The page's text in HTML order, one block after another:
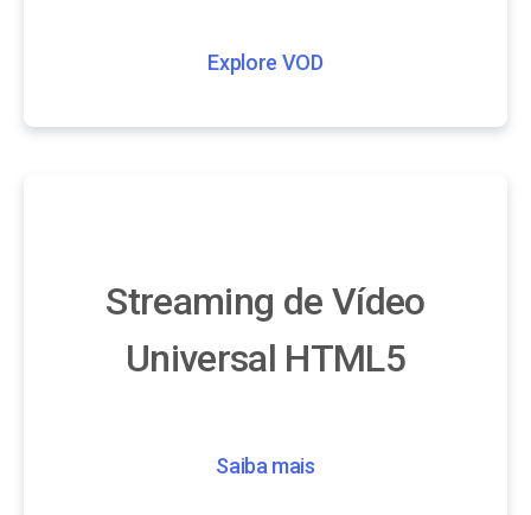
Explore VOD
Streaming de Vídeo
Universal HTML5
Saiba mais